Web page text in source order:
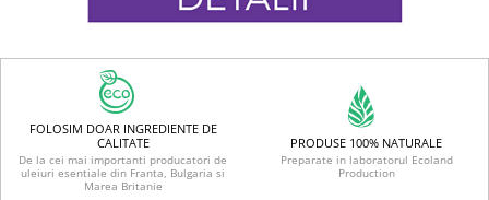
FOLOSIM DOAR INGREDIENTE DE
CALITATE
De la cei mai importanti producatori de
uleiuri esentiale din Franta, Bulgaria si
Marea Britanie
PRODUSE 100% NATURALE
Preparate in laboratorul Ecoland
Production